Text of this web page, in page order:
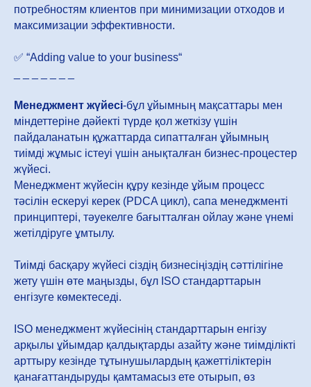
потребностям клиентов при минимизации отходов и
максимизации эффективности.
✅ “Adding value to your business“
Менеджмент жүйесі-бұл ұйымның мақсаттары мен
міндеттеріне дәйекті түрде қол жеткізу үшін
пайдаланатын құжаттарда сипатталған ұйымның
тиімді жұмыс істеуі үшін анықталған бизнес-процестер
жүйесі.
Менеджмент жүйесін құру кезінде ұйым процесс
тәсілін ескеруі керек (PDCA цикл), сапа менеджменті
принциптері, тәуекелге бағытталған ойлау және үнемі
жетілдіруге ұмтылу.
Тиімді басқару жүйесі сіздің бизнесіңіздің сәттілігіне
жету үшін өте маңызды, бұл ISO стандарттарын
енгізуге көмектеседі.
ISO менеджмент жүйесінің стандарттарын енгізу
арқылы ұйымдар қалдықтарды азайту және тиімділікті
арттыру кезінде тұтынушылардың қажеттіліктерін
қанағаттандыруды қамтамасыз ете отырып, өз